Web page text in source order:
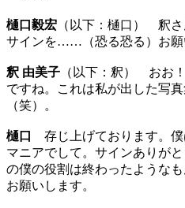
樋口毅宏 （以下：樋口） 釈
サインを……（恐る恐る）お願
釈 由美子 （以下：釈） おお
ですね。これは私が出した写
（笑）。
樋口
存じ上げております。
マニアでして。サインありが
の僕の役割は終わったような
お願いします。